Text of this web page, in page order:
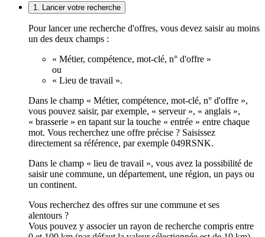
1. Lancer votre recherche
Pour lancer une recherche d'offres, vous devez saisir au moins
un des deux champs :
« Métier, compétence, mot-clé, n° d'offre »
ou
« Lieu de travail ».
Dans le champ « Métier, compétence, mot-clé, n° d'offre »,
vous pouvez saisir, par exemple, « serveur », « anglais »,
« brasserie » en tapant sur la touche « entrée » entre chaque
mot. Vous recherchez une offre précise ? Saisissez
directement sa référence, par exemple 049RSNK.
Dans le champ « lieu de travail », vous avez la possibilité de
saisir une commune, un département, une région, un pays ou
un continent.
Vous recherchez des offres sur une commune et ses
alentours ?
Vous pouvez y associer un rayon de recherche compris entre